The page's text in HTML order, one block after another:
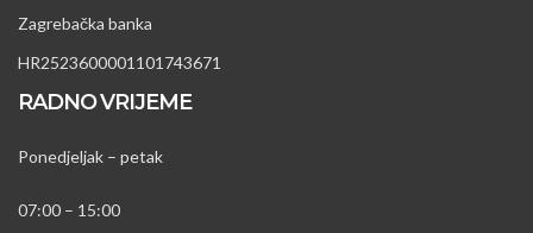
Zagrebačka banka
HR2523600001101743671
RADNO VRIJEME
Ponedjeljak – petak
07:00 – 15:00